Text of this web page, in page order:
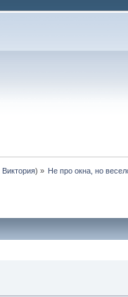
Виктория) » Не про окна, но